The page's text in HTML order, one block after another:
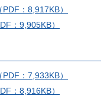
：8,917KB）
：9,905KB）
：7,933KB）
：8,916KB）